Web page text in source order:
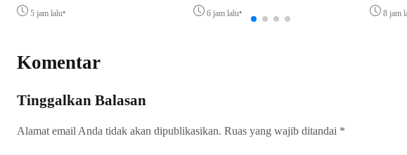
5 jam lalu• 6 jam lalu• 8 jam
Komentar
Tinggalkan Balasan
Alamat email Anda tidak akan dipublikasikan. Ruas yang wajib ditandai *